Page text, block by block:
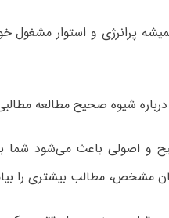
پرانرژی و استوار
شیوه صحیح مطالعه
و اصولی باعث می‌شود شما به
مشخص، مطالب بیشتری را